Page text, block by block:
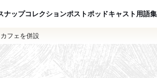
ナップコレクションポストポッドキャスト用語集
フェを併設